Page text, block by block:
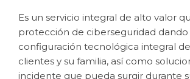
Es un servicio integral de alto valor
protección de ciberseguridad dando
configuración tecnológica integral
clientes y su familia, así como
incidente que pueda surgir durante